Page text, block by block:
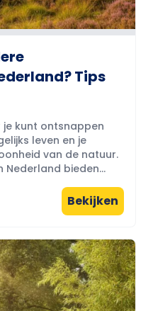
Tips
je kunt ontsnappen
leven en je
van de natuur.
Nederland bieden...
Bekijken